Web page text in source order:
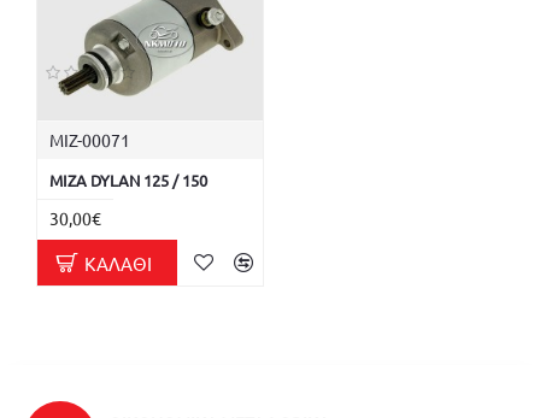
ΜΙΖ-00071
ΜΙΖΑ DYLAN 125 / 150
30,00€
ΚΑΛΆΘΙ